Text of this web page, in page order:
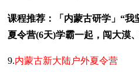
课程推荐：「内蒙古研学」“我
夏令营(6天)学霸一起，闯大漠
9.内蒙古新大陆户外夏令营